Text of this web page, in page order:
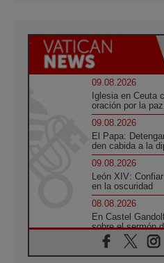
09.08.2026
Iglesia en Ceuta
oración por la
09.08.2026
El Papa:
den cabida a la
09.08.2026
León XIV:
en la oscuridad
08.08.2026
En Castel
sobre el sermón
08.08.2026
En Colombia,